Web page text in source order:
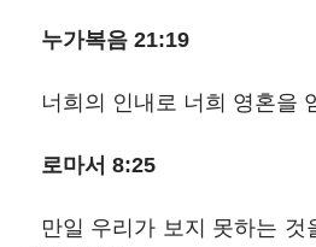
누가복음 21:19
너희의 인내로 너희 영혼을
로마서 8:25
만일 우리가 보지 못하는 것